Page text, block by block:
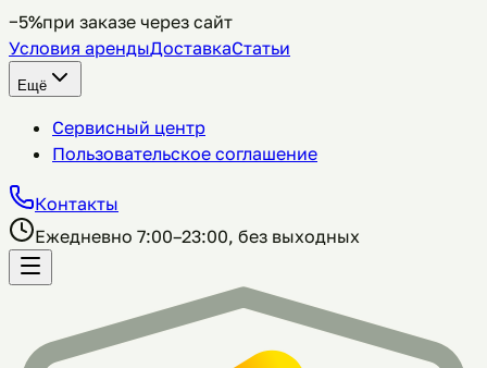
−5%при заказе через сайт
Условия арендыДоставкаСтатьи
Ещё
Сервисный центр
Пользовательское соглашение
Контакты
Ежедневно 7:00–23:00, без выходных